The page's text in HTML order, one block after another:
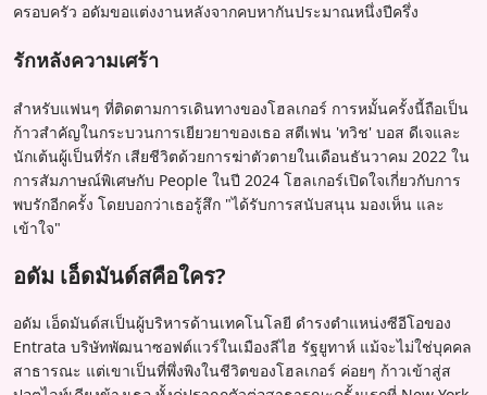
ครอบครัว อดัมขอแต่งงานหลังจากคบหากันประมาณหนึ่งปีครึ่ง
รักหลังความเศร้า
สำหรับแฟนๆ ที่ติดตามการเดินทางของโฮลเกอร์ การหมั้นครั้งนี้ถือเป็น
ก้าวสำคัญในกระบวนการเยียวยาของเธอ สตีเฟน 'ทวิช' บอส ดีเจและ
นักเต้นผู้เป็นที่รัก เสียชีวิตด้วยการฆ่าตัวตายในเดือนธันวาคม 2022 ใน
การสัมภาษณ์พิเศษกับ People ในปี 2024 โฮลเกอร์เปิดใจเกี่ยวกับการ
พบรักอีกครั้ง โดยบอกว่าเธอรู้สึก "ได้รับการสนับสนุน มองเห็น และ
เข้าใจ"
อดัม เอ็ดมันด์สคือใคร?
อดัม เอ็ดมันด์สเป็นผู้บริหารด้านเทคโนโลยี ดำรงตำแหน่งซีอีโอของ
Entrata บริษัทพัฒนาซอฟต์แวร์ในเมืองลีไฮ รัฐยูทาห์ แม้จะไม่ใช่บุคคล
สาธารณะ แต่เขาเป็นที่พึ่งพิงในชีวิตของโฮลเกอร์ ค่อยๆ ก้าวเข้าสู่ส